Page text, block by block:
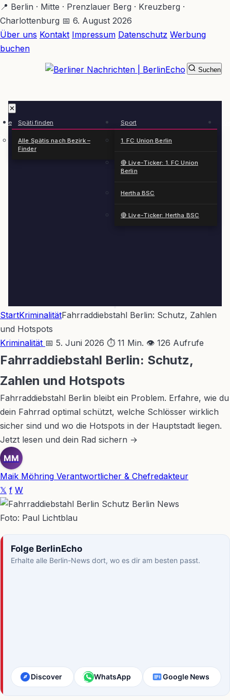
Zum
Hauptinhalt
springen
📍 Berlin · Mitte · Prenzlauer Berg · Kreuzberg ·
Charlottenburg 📅 6. August 2026
Über uns Kontakt Impressum Datenschutz Werbung
buchen
✕
Späti finden
Alle Spätis nach Bezirk –
Finder
Sport
1. FC Union Berlin
🔴 Live-Ticker: 1. FC Union
Berlin
Hertha BSC
🔴 Live-Ticker: Hertha BSC
Suchen
StartKriminalitätFahrraddiebstahl Berlin: Schutz, Zahlen
und Hotspots
Kriminalität 📅 5. Juni 2026 ⏱ 11 Min. 👁 126 Aufrufe
Fahrraddiebstahl Berlin: Schutz,
Zahlen und Hotspots
Fahrraddiebstahl Berlin bleibt ein Problem. Erfahre, wie du
dein Fahrrad optimal schützt, welche Schlösser wirklich
sicher sind und wo die Hotspots in der Hauptstadt liegen.
Jetzt lesen und dein Rad sichern →
MM
Maik Möhring Verantwortlicher & Chefredakteur
𝕏 f W
Foto: Paul Lichtblau
Folge BerlinEcho
Erhalte alle Berlin-News dort, wo es dir am besten passt.
Discover WhatsApp Google News